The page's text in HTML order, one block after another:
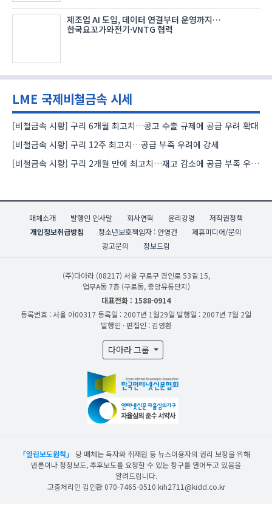
제조업 AI 도입, 데이터 연결부터 운영까지…
한국요꼬가와전기·VNTG 협력
LME 국제비철금속 시세
[비철금속 시황] 구리 6개월 최고치…콩고 수출 규제에 공급 우려 확대
[비철금속 시황] 구리 12주 최고치…공급 부족 우려에 강세
[비철금속 시황] 구리 2개월 만에 최고치…재고 감소에 공급 부족 우려 확대
매체소개 발행인 인사말 회사연혁 윤리강령
저작권정책
개인정보취급방침
청소년보호책임자 : 안영건
제휴미디어/문의
광고문의
정보드림
(주)다아라 (08217) 서울 구로구 경인로 53길 15,
업무A동 7층 (구로동, 중앙유통단지)
대표전화 : 1588-0914
등록번호 : 서울 아00317 등록일 : 2007년 1월29일 발행일 : 2007년 7월 2일
발행인 · 편집인 : 김영환
다아라 그룹
「열린보도원칙」
당 매체는 독자와 취재원 등 뉴스이용자의 권리 보장을 위해
반론이나 정정보도, 추후보도를 요청할 수 있는 창구를 열어두고 있음을
알려드립니다.
고충처리인 김인환 070-7465-0510 kih2711@kidd.co.kr